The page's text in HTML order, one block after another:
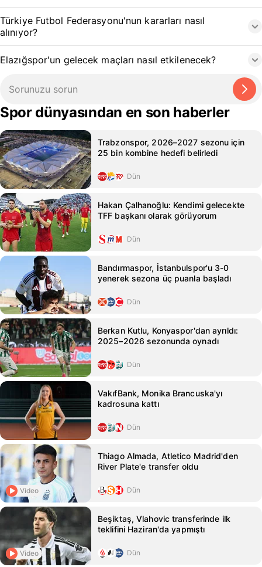
Türkiye Futbol Federasyonu'nun kararları nasıl
alınıyor?
Elazığspor'un gelecek maçları nasıl etkilenecek?
Spor dünyasından en son haberler
Trabzonspor, 2026–2027 sezonu için
25 bin kombine hedefi belirledi
Dün
Hakan Çalhanoğlu: Kendimi gelecekte
TFF başkanı olarak görüyorum
Dün
Bandırmaspor, İstanbulspor'u 3-0
yenerek sezona üç puanla başladı
Dün
Berkan Kutlu, Konyaspor'dan ayrıldı:
2025–2026 sezonunda oynadı
Dün
VakıfBank, Monika Brancuska'yı
kadrosuna kattı
Dün
Video
Thiago Almada, Atletico Madrid'den
River Plate'e transfer oldu
Dün
Video
Beşiktaş, Vlahovic transferinde ilk
teklifini Haziran'da yapmıştı
Dün